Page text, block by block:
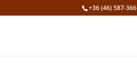
+36 (46) 587-366